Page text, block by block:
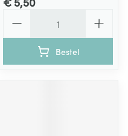
Bestel